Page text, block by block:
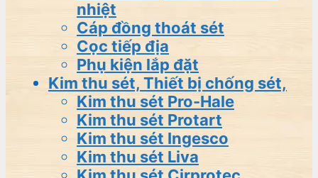
nhiệt
Cáp đồng thoát sét
Cọc tiếp địa
Phụ kiện lắp đặt
Kim thu sét, Thiết bị chống sét,
Kim thu sét Pro-Hale
Kim thu sét Protart
Kim thu sét Ingesco
Kim thu sét Liva